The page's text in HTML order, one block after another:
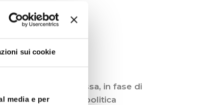
sui cookie
media e per
società complessa, in fase di
nell’ambito della politica